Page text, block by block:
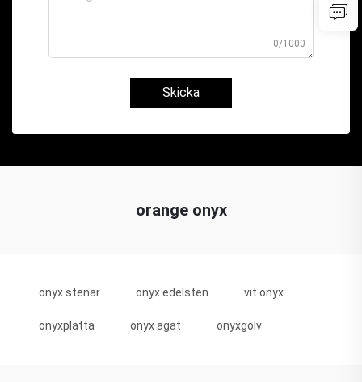
0/1000
Skicka
orange onyx
onyx stenar onyx edelsten vit onyx
onyxplatta onyx agat onyxgolv